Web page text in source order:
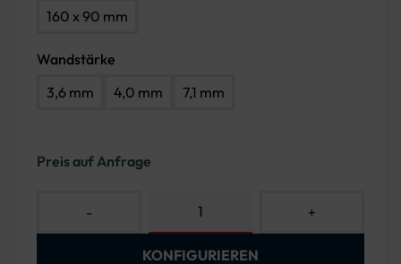
160 x 90 mm
Wandstärke
3,6 mm
4,0 mm 7,1 mm
Preis auf Anfrage
- +
KONFIGURIEREN